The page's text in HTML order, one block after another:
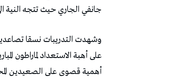
جانفي الجاري حيث تتجه
وشهدت التدريبات نسقا تصاعديا
على أهبة الاستعداد لماراطون
أهمية قصوى على الصعيدين